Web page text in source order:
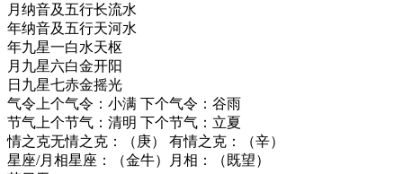
月纳音及五行长流水
年纳音及五行天河水
年九星一白水天枢
月九星六白金开阳
日九星七赤金摇光
气令 上个气令：小满 下个气令：谷雨
节气 上个节气：清明 下个节气：立夏
情之克无情之克：（庚） 有情之克：（辛）
星座/月相星座：（金牛）月相：（既望）